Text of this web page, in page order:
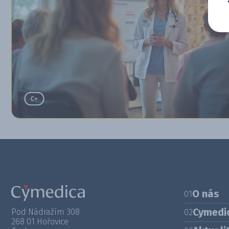
Pod Nádražím 308
268 01 Hořovice
01O nás
02